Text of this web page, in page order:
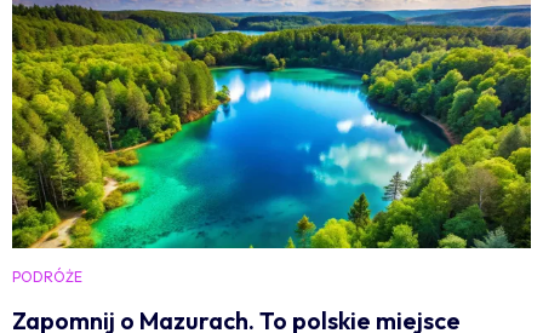
PODRÓŻE
Zapomnij o Mazurach. To polskie miejsce